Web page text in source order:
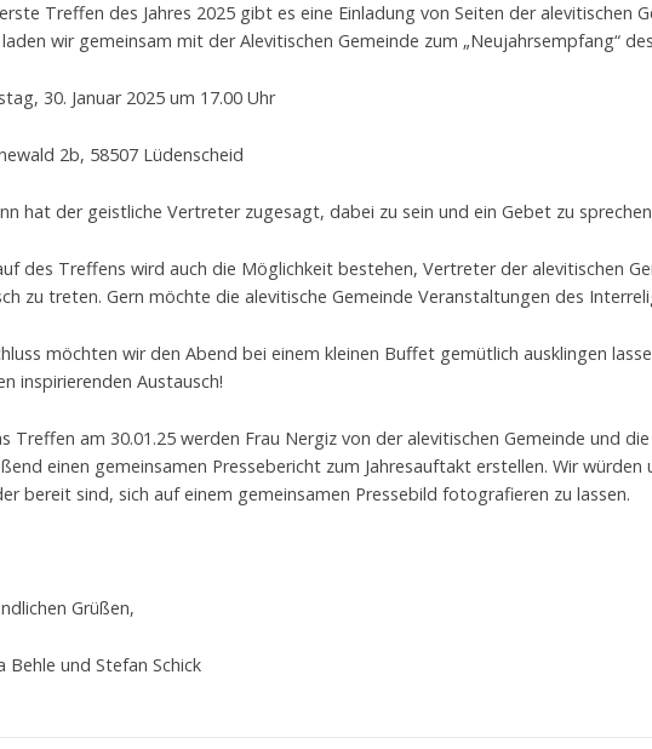
Treffen des Jahres 2025 gibt es eine Einladung von Seiten der alevitischen
wir gemeinsam mit der Alevitischen Gemeinde zum „Neujahrsempfang“
30. Januar 2025 um 17.00 Uhr
2b, 58507 Lüdenscheid
hat der geistliche Vertreter zugesagt, dabei zu sein und ein Gebet zu
des Treffens wird auch die Möglichkeit bestehen, Vertreter der alevitischen
zu treten. Gern möchte die alevitische Gemeinde Veranstaltungen des
möchten wir den Abend bei einem kleinen Buffet gemütlich ausklingen
inspirierenden Austausch!
Treffen am 30.01.25 werden Frau Nergiz von der alevitischen Gemeinde und
einen gemeinsamen Pressebericht zum Jahresauftakt erstellen. Wir
bereit sind, sich auf einem gemeinsamen Pressebild fotografieren zu lassen.
Grüßen,
Behle und Stefan Schick